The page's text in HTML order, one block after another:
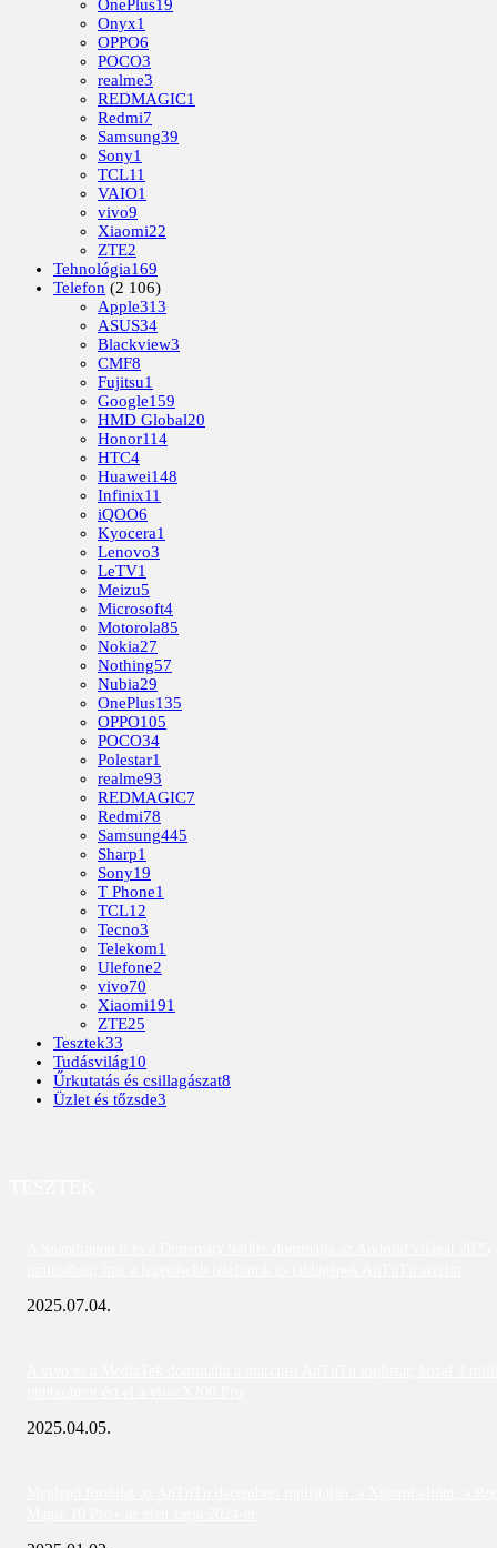
OnePlus19
Onyx1
OPPO6
POCO3
realme3
REDMAGIC1
Redmi7
Samsung39
Sony1
TCL11
VAIO1
vivo9
Xiaomi22
ZTE2
Tehnológia169
Telefon (2 106)
Apple313
ASUS34
Blackview3
CMF8
Fujitsu1
Google159
HMD Global20
Honor114
HTC4
Huawei148
Infinix11
iQOO6
Kyocera1
Lenovo3
LeTV1
Meizu5
Microsoft4
Motorola85
Nokia27
Nothing57
Nubia29
OnePlus135
OPPO105
POCO34
Polestar1
realme93
REDMAGIC7
Redmi78
Samsung445
Sharp1
Sony19
T Phone1
TCL12
Tecno3
Telekom1
Ulefone2
vivo70
Xiaomi191
ZTE25
Tesztek33
Tudásvilág10
Űrkutatás és csillagászat8
Üzlet és tőzsde3
2025.07.04.
2025.04.05.